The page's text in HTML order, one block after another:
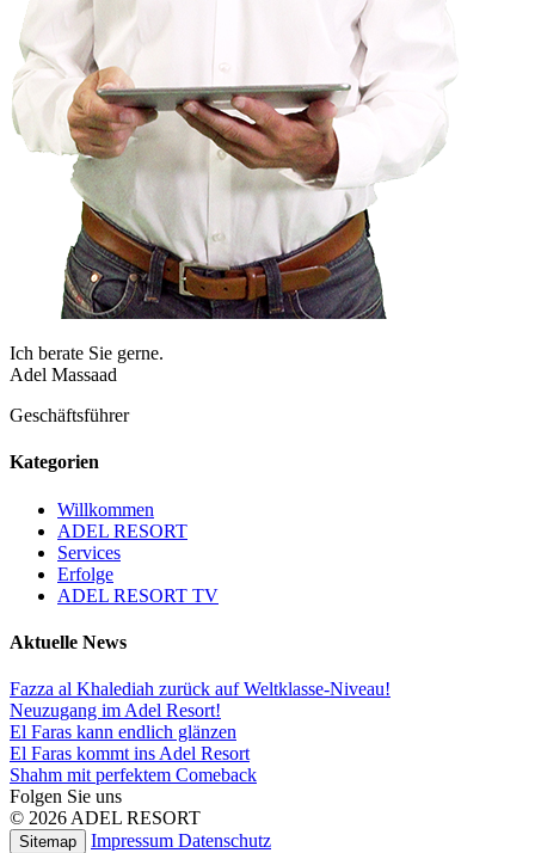
Ich berate Sie gerne.
Adel Massaad
Geschäftsführer
Kategorien
Willkommen
ADEL RESORT
Services
Erfolge
ADEL RESORT TV
Aktuelle News
Fazza al Khalediah zurück auf Weltklasse-Niveau!
Neuzugang im Adel Resort!
El Faras kann endlich glänzen
El Faras kommt ins Adel Resort
Shahm mit perfektem Comeback
Folgen Sie uns
© 2026 ADEL RESORT
Sitemap Impressum Datenschutz